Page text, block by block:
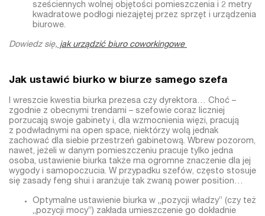
sześciennych wolnej objętości pomieszczenia i 2 metry
kwadratowe podłogi niezajętej przez sprzęt i urządzenia
biurowe.
Dowiedz się, jak urządzić biuro coworkingowe
Jak ustawić biurko w biurze samego szefa
I wreszcie kwestia biurka prezesa czy dyrektora… Choć –
zgodnie z obecnymi trendami – szefowie coraz liczniej
porzucają swoje gabinety i, dla wzmocnienia więzi, pracują
z podwładnymi na open space, niektórzy wolą jednak
zachować dla siebie przestrzeń gabinetową. Wbrew pozorom,
nawet, jeżeli w danym pomieszczeniu pracuje tylko jedna
osoba, ustawienie biurka także ma ogromne znaczenie dla jej
wygody i samopoczucia. W przypadku szefów, często stosuje
się zasady feng shui i aranżuje tak zwaną power position…
Optymalne ustawienie biurka w „pozycji władzy” (czy też
„pozycji mocy”) zakłada umieszczenie go dokładnie